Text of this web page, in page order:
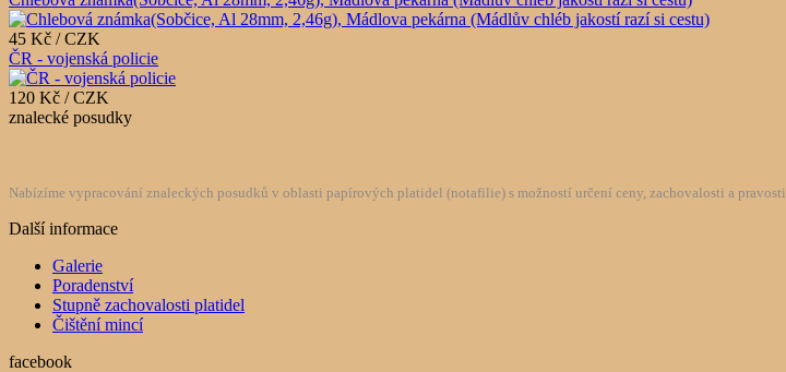
45 Kč / CZK
ČR - vojenská policie
120 Kč / CZK
znalecké posudky
Nabízíme vypracování znaleckých posudků v oblasti papírových platidel (notafilie) s možností určení ceny, zachovalosti a pravosti.
Další informace
Galerie
Poradenství
Stupně zachovalosti platidel
Čištění mincí
facebook